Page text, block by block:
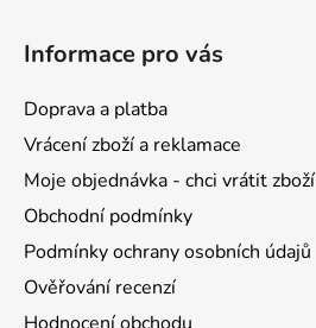
Informace pro vás
Doprava a platba
Vrácení zboží a reklamace
Moje objednávka - chci vrátit zboží
Obchodní podmínky
Podmínky ochrany osobních údajů
Ověřování recenzí